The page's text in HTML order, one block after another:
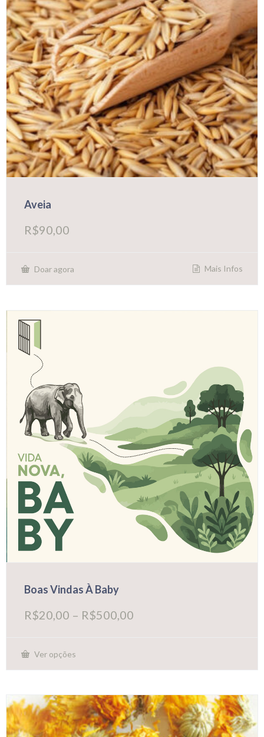
Aveia
R$90,00
Doar agora Mais Infos
Boas Vindas À Baby
R$20,00 – R$500,00
R$500,00
Ver opções
Este
produto
variantes.
As
opções